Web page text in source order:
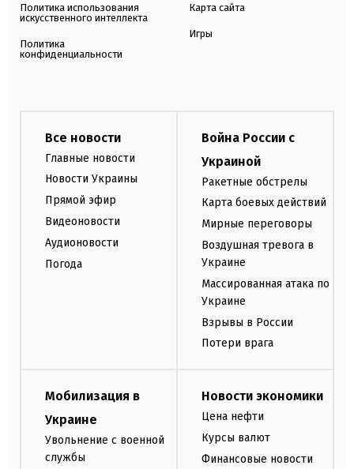
Политика использования
искусственного интеллекта
Политика
конфиденциальности
Карта сайта
Игры
Все новости
Главные новости
Новости Украины
Прямой эфир
Видеоновости
Аудионовости
Погода
Война России с
Украиной
Ракетные обстрелы
Карта боевых действий
Мирные переговоры
Воздушная тревога в
Украине
Массированная атака по
Украине
Взрывы в России
Потери врага
Мобилизация в
Украине
Увольнение с военной
службы
Новости экономики
Цена нефти
Курсы валют
Финансовые новости